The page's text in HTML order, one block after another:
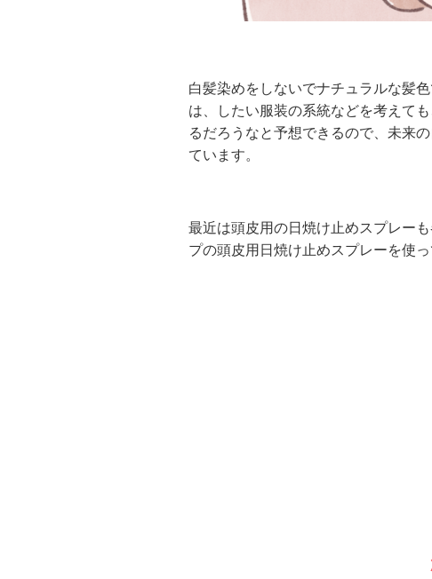
白髪染めをしないでナチュラルな髪
は、したい服装の系統などを考えて
るだろうなと予想できるので、未来
ています。
最近は頭皮用の日焼け止めスプレー
プの頭皮用日焼け止めスプレーを使っ